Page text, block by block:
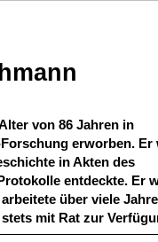
von 86 Jahren in
erworben. Er
in Akten des
entdeckte. Er
über viele
mit Rat zur